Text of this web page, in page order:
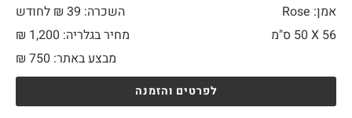
אמן: Rose
השכרה: 39 ₪ לחודש
56 X
מחיר בגלריה: 1,200 ₪
מבצע באתר:
₪ 750
לפרטים והזמנה